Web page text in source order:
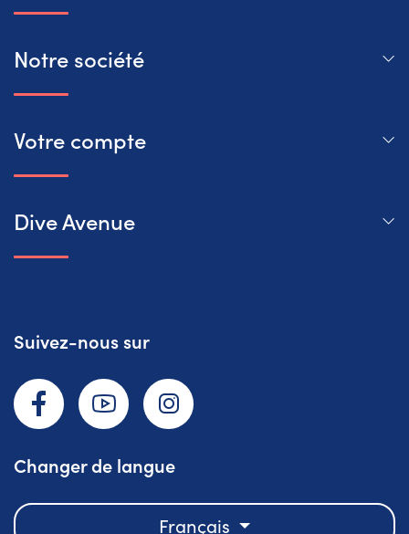
Notre société
Votre compte
Dive Avenue
Suivez-nous sur
Changer de langue
Français